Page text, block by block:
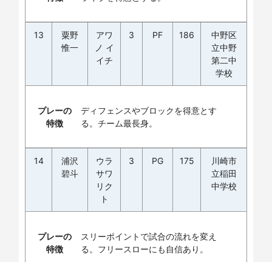
13
粟野
惟一
アワ
ノ イ
イチ
3 PF 186
中野区
立中野
第二中
学校
プレーの
特徴
ディフェンスやブロックを得意とす
る。チーム最長身。
14
浦沢
碧斗
ウラ
サワ
リク
ト
3 PG 175
川崎市
立稲田
中学校
プレーの
特徴
スリーポイントで試合の流れを変え
る。フリースローにも自信あり。